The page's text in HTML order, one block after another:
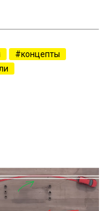
концепты